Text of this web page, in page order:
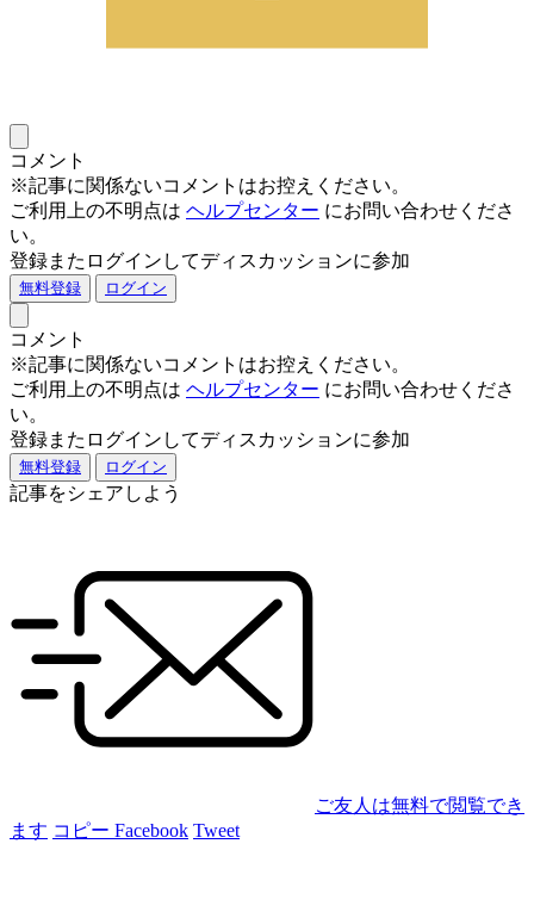
コメント
※記事に関係ないコメントはお控えください。
ご利用上の不明点は ヘルプセンター にお問い合わせくださ
い。
登録またログインしてディスカッションに参加
無料登録 ログイン
コメント
※記事に関係ないコメントはお控えください。
ご利用上の不明点は ヘルプセンター にお問い合わせくださ
い。
登録またログインしてディスカッションに参加
無料登録 ログイン
記事をシェアしよう
ご友人は無料で閲覧でき
ます コピー Facebook Tweet